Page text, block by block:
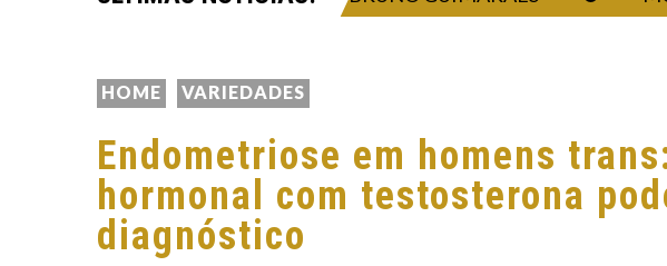
HOME VARIEDADES
Endometriose em homens
hormonal com testosterona
diagnóstico